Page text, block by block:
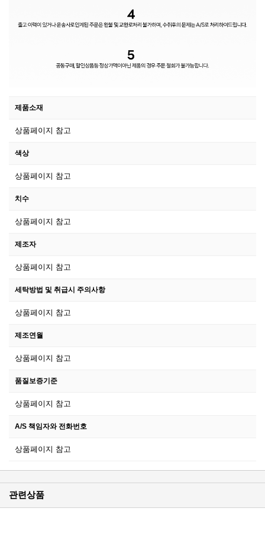
제품소재
상품페이지 참고
색상
상품페이지 참고
치수
상품페이지 참고
제조자
상품페이지 참고
세탁방법 및 취급시 주의사항
상품페이지 참고
제조연월
상품페이지 참고
품질보증기준
상품페이지 참고
A/S 책임자와 전화번호
상품페이지 참고
관련상품